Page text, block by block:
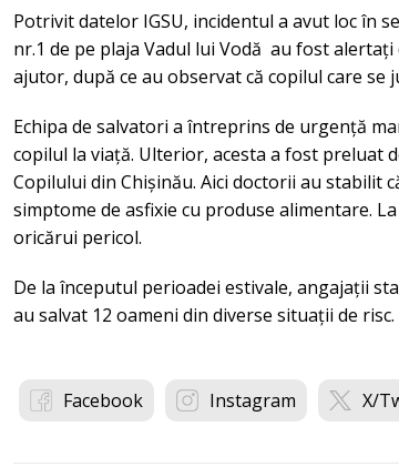
Potrivit datelor IGSU, incidentul a avut loc în
nr.1 de pe plaja Vadul lui Vodă au fost
ajutor, după ce au observat că copilul care se
Echipa de salvatori a întreprins de urgență
copilul la viață. Ulterior, acesta a fost preluat
Copilului din Chișinău. Aici doctorii au stabilit
simptome de asfixie cu produse alimentare.
oricărui pericol.
De la începutul perioadei estivale, angajații
au salvat 12 oameni din diverse situații de risc.
Facebook Instagram X/